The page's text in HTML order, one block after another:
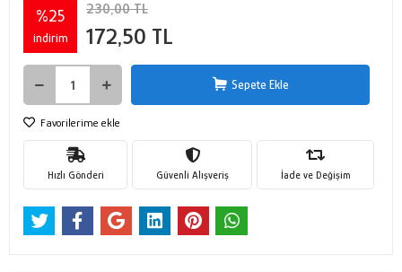
%25
indirim
230,00 TL
172,50 TL
Sepete Ekle
Favorilerime ekle
Hızlı Gönderi Güvenli Alışveriş İade ve Değişim